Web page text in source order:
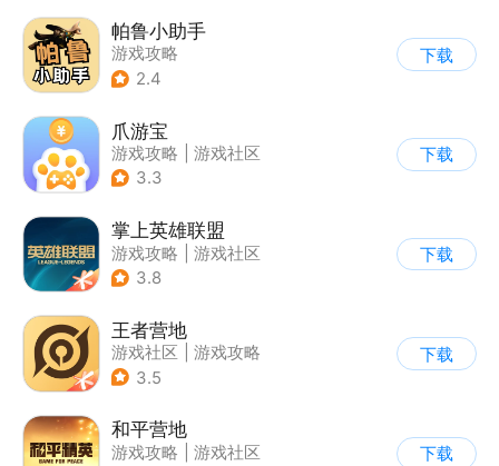
帕鲁小助手
游戏攻略
2.4
下载
爪游宝
游戏攻略
游戏社区
3.3
下载
掌上英雄联盟
游戏攻略
游戏社区
3.8
下载
王者营地
游戏社区
游戏攻略
3.5
下载
和平营地
游戏攻略
游戏社区
下载